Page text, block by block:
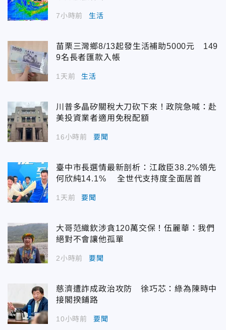
7小時前 生活
苗栗三灣鄉8/13起發生活補助5000元 149
9名長者匯款入帳
1天前 生活
川普多晶矽關稅大刀砍下來！政院急喊：赴
美投資業者適用免稅配額
16小時前 要聞
臺中市長選情最新剖析：江啟臣38.2%領先
何欣純14.1% 全世代支持度全面居首
1天前 要聞
大哥范織欽涉貪120萬交保！伍麗華：我們
絕對不會讓他孤單
2小時前 要聞
慈濟遭詐成政治攻防 徐巧芯：綠為陳時中
接閣揆鋪路
10小時前 要聞